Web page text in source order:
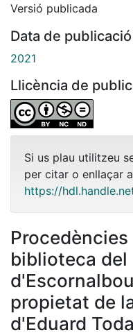
Versió publicada
Data de publicació
2021
Llicència de
Si us plau utilitzeu
per citar o enllaçar
https://
biblioteca
propietat de
d'Eduard